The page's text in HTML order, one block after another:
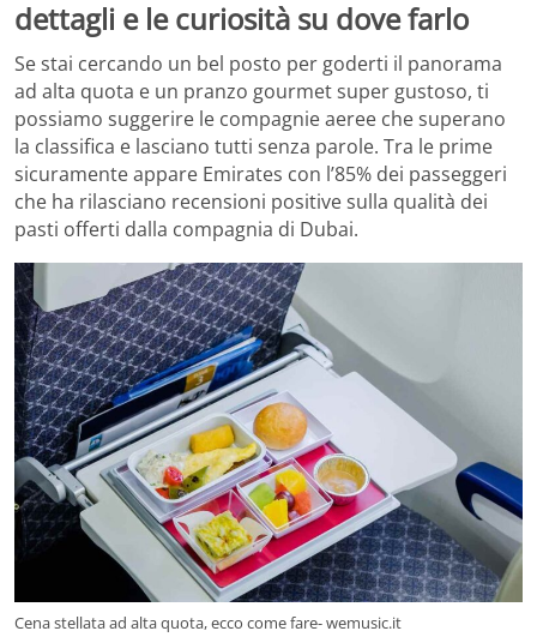
dettagli e le curiosità su dove farlo
Se stai cercando un bel posto per goderti il panorama
ad alta quota e un pranzo gourmet super gustoso, ti
possiamo suggerire le compagnie aeree che superano
la classifica e lasciano tutti senza parole. Tra le prime
sicuramente appare Emirates con l’85% dei passeggeri
che ha rilasciano recensioni positive sulla qualità dei
pasti offerti dalla compagnia di Dubai.
Cena stellata ad alta quota, ecco come fare- wemusic.it